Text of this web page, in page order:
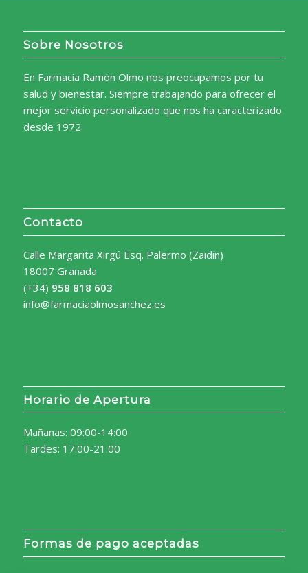
Sobre Nosotros
En Farmacia Ramón Olmo nos preocupamos por tu
salud y bienestar. Siempre trabajando para ofrecer el
mejor servicio personalizado que nos ha caracterizado
desde 1972.
Contacto
Calle Margarita Xirgú Esq. Palermo (Zaidín)
18007 Granada
(+34) 958 818 603
info@farmaciaolmosanchez.es
Horario de Apertura
Mañanas: 09:00-14:00
Tardes: 17:00-21:00
Formas de pago aceptadas